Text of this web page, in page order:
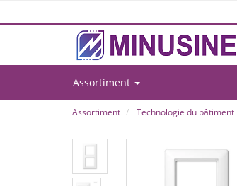
Assortiment
Assortiment Technologie du bâtiment